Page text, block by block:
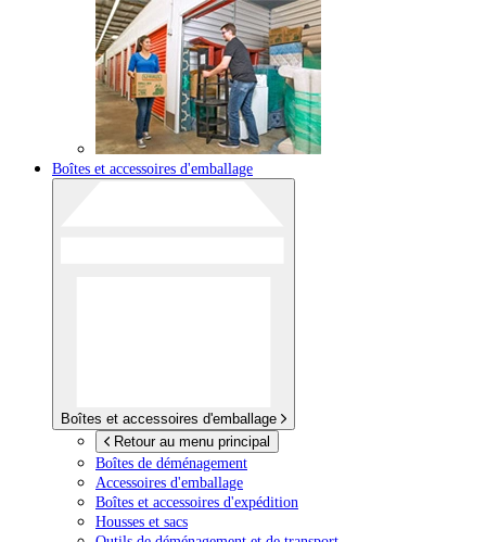
Boîtes et accessoires d'emballage
Boîtes et accessoires d'emballage
Retour au menu principal
Boîtes de déménagement
Accessoires d'emballage
Boîtes et accessoires d'expédition
Housses et sacs